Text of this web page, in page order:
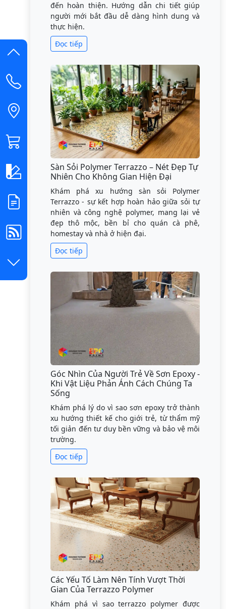
đến hoàn thiện. Hướng dẫn chi tiết giúp
người mới bắt đầu dễ dàng hình dung và
thực hiện.
Đọc tiếp
Sàn Sỏi Polymer Terrazzo – Nét Đẹp Tự
Nhiên Cho Không Gian Hiện Đại
Khám phá xu hướng sàn sỏi Polymer
Terrazzo - sự kết hợp hoàn hảo giữa sỏi tự
nhiên và công nghệ polymer, mang lại vẻ
đẹp thô mộc, bền bỉ cho quán cà phê,
homestay và nhà ở hiện đại.
Đọc tiếp
Góc Nhìn Của Người Trẻ Về Sơn Epoxy -
Khi Vật Liệu Phản Ánh Cách Chúng Ta
Sống
Khám phá lý do vì sao sơn epoxy trở thành
xu hướng thiết kế cho giới trẻ, từ thẩm mỹ
tối giản đến tư duy bền vững và bảo vệ môi
trường.
Đọc tiếp
Các Yếu Tố Làm Nên Tính Vượt Thời
Gian Của Terrazzo Polymer
Khám phá vì sao terrazzo polymer được